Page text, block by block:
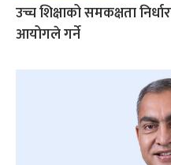
उच्च शिक्षाको समकक्षता
आयोगले गर्ने